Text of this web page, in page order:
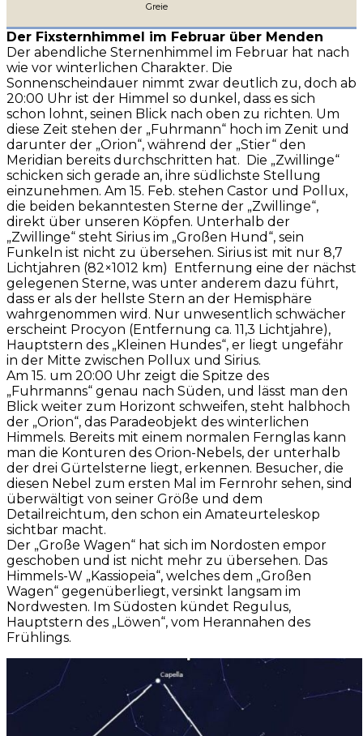
Greie
Der Fixsternhimmel im Februar über Menden
Der abendliche Sternenhimmel im Februar hat nach
wie vor winterlichen Charakter. Die
Sonnenscheindauer nimmt zwar deutlich zu, doch ab
20:00 Uhr ist der Himmel so dunkel, dass es sich
schon lohnt, seinen Blick nach oben zu richten. Um
diese Zeit stehen der „Fuhrmann“ hoch im Zenit und
darunter der „Orion“, während der „Stier“ den
Meridian bereits durchschritten hat. Die „Zwillinge“
schicken sich gerade an, ihre südlichste Stellung
einzunehmen. Am 15. Feb. stehen Castor und Pollux,
die beiden bekanntesten Sterne der „Zwillinge“,
direkt über unseren Köpfen. Unterhalb der
„Zwillinge“ steht Sirius im „Großen Hund“, sein
Funkeln ist nicht zu übersehen. Sirius ist mit nur 8,7
Lichtjahren (82×1012 km) Entfernung eine der nächst
gelegenen Sterne, was unter anderem dazu führt,
dass er als der hellste Stern an der Hemisphäre
wahrgenommen wird. Nur unwesentlich schwächer
erscheint Procyon (Entfernung ca. 11,3 Lichtjahre),
Hauptstern des „Kleinen Hundes“, er liegt ungefähr
in der Mitte zwischen Pollux und Sirius.
Am 15. um 20:00 Uhr zeigt die Spitze des
„Fuhrmanns“ genau nach Süden, und lässt man den
Blick weiter zum Horizont schweifen, steht halbhoch
der „Orion“, das Paradeobjekt des winterlichen
Himmels. Bereits mit einem normalen Fernglas kann
man die Konturen des Orion-Nebels, der unterhalb
der drei Gürtelsterne liegt, erkennen. Besucher, die
diesen Nebel zum ersten Mal im Fernrohr sehen, sind
überwältigt von seiner Größe und dem
Detailreichtum, den schon ein Amateurteleskop
sichtbar macht.
Der „Große Wagen“ hat sich im Nordosten empor
geschoben und ist nicht mehr zu übersehen. Das
Himmels-W „Kassiopeia“, welches dem „Großen
Wagen“ gegenüberliegt, versinkt langsam im
Nordwesten. Im Südosten kündet Regulus,
Hauptstern des „Löwen“, vom Herannahen des
Frühlings.